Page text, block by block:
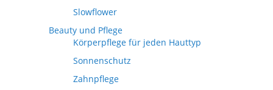
Slowflower
Beauty und Pflege
Körperpflege für jeden Hauttyp
Sonnenschutz
Zahnpflege